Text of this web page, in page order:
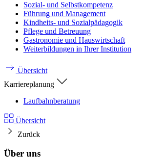
Sozial- und Selbstkompetenz
Führung und Management
Kindheits- und Sozialpädagogik
Pflege und Betreuung
Gastronomie und Hauswirtschaft
Weiterbildungen in Ihrer Institution
Übersicht
Karriereplanung
Laufbahnberatung
Übersicht
Zurück
Über uns